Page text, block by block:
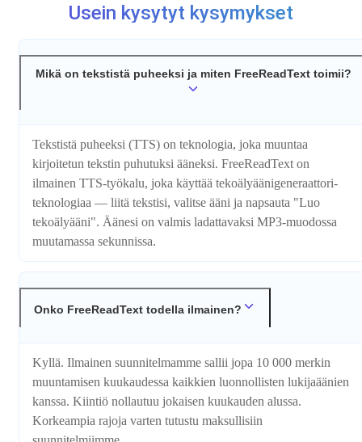
Usein kysytyt kysymykset
Mikä on tekstistä puheeksi ja miten FreeReadText toimii?
Tekstistä puheeksi (TTS) on teknologia, joka muuntaa
kirjoitetun tekstin puhutuksi ääneksi. FreeReadText on
ilmainen TTS-työkalu, joka käyttää tekoälyääni­generaattori­
teknologiaa — liitä tekstisi, valitse ääni ja napsauta "Luo
tekoälyääni". Äänesi on valmis ladattavaksi MP3-muodossa
muutamassa sekunnissa.
Onko FreeReadText todella ilmainen?
Kyllä. Ilmainen suunnitelmamme sallii jopa 10 000 merkin
muuntamisen kuukaudessa kaikkien luonnollisten lukijaäänien
kanssa. Kiintiö nollautuu jokaisen kuukauden alussa.
Korkeampia rajoja varten tutustu maksullisiin